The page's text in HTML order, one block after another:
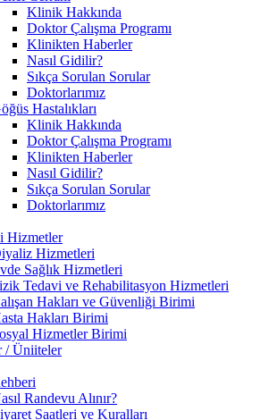
Klinik Hakkında
Doktor Çalışma Programı
Klinikten Haberler
Nasıl Gidilir?
Sıkça Sorulan Sorular
Doktorlarımız
Hastalıkları
Klinik Hakkında
Doktor Çalışma Programı
Klinikten Haberler
Nasıl Gidilir?
Sıkça Sorulan Sorular
Doktorlarımız
Hizmetler
Hizmetleri
Sağlık Hizmetleri
Tedavi ve Rehabilitasyon Hizmetleri
Hakları ve Güvenliği Birimi
Hakları Birimi
Hizmetler Birimi
/ Üniiteler
Randevu Alınır?
Saatleri ve Kuralları